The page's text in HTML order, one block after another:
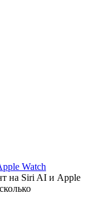
Watch
на Siri AI и Apple